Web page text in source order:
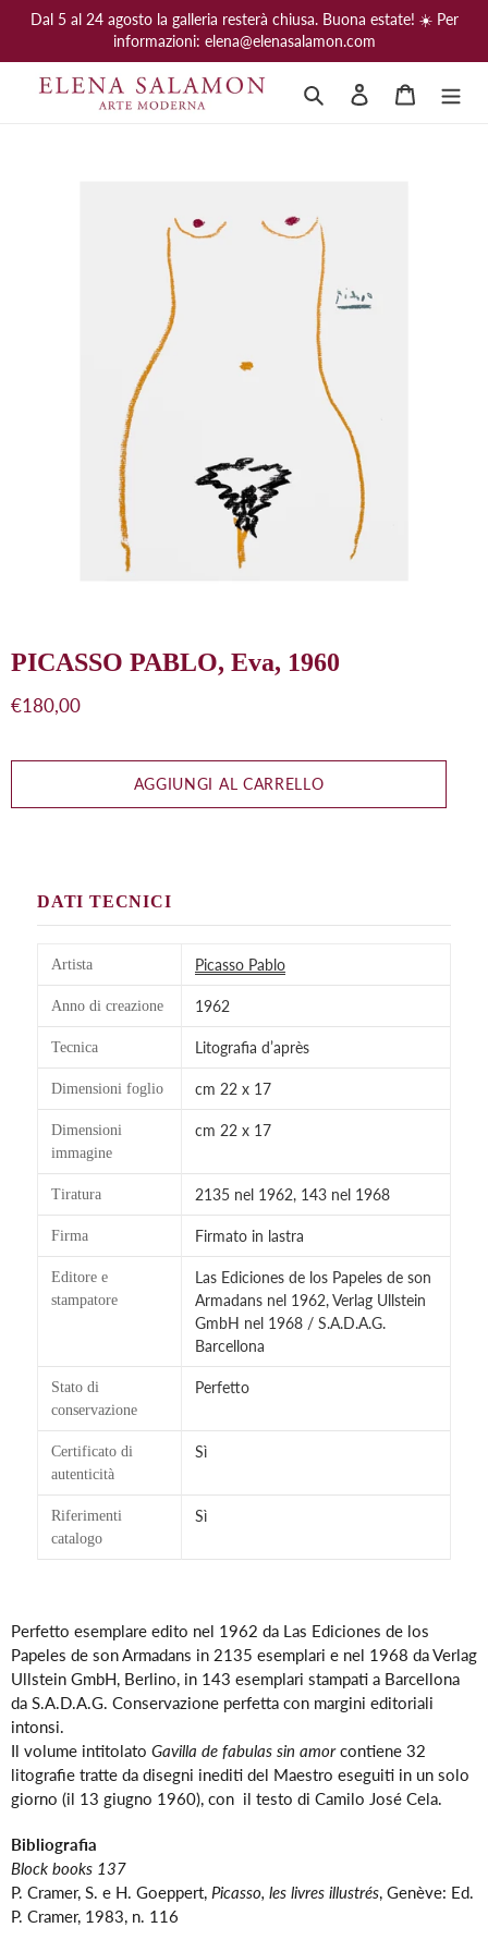
ai
contenuti
Dal 5 al 24 agosto la galleria resterà chiusa. Buona estate! ☀️ Per
informazioni: elena@elenasalamon.com
Cerca Accedi Carrello
PICASSO PABLO, Eva, 1960
Prezzo
listino
€180,00
AGGIUNGI AL CARRELLO
DATI TECNICI
Artista Picasso Pablo
Anno di creazione 1962
Tecnica Litografia d’après
Dimensioni foglio cm 22 x 17
Dimensioni
immagine
cm 22 x 17
Tiratura 2135 nel 1962, 143 nel 1968
Firma Firmato in lastra
Editore e
stampatore
Las Ediciones de los Papeles de son
Armadans nel 1962, Verlag Ullstein
GmbH nel 1968 / S.A.D.A.G.
Barcellona
Stato di
conservazione
Perfetto
Certificato di
autenticità
Sì
Riferimenti
catalogo
Sì
prodotto
nel
carrello
Perfetto esemplare edito nel 1962 da Las Ediciones de los
Papeles de son Armadans in 2135 esemplari e nel 1968 da Verlag
Ullstein GmbH, Berlino, in 143 esemplari stampati a Barcellona
da S.A.D.A.G. Conservazione perfetta con margini editoriali
intonsi.
Il volume intitolato Gavilla de fabulas sin amorcontiene 32
litografie tratte da disegni inediti del Maestro eseguiti in un solo
giorno (il 13 giugno 1960), con il testo di Camilo José Cela.
Bibliografia
Block books 137
P. Cramer, S. e H. Goeppert, Picasso, les livres illustrés , Genève: Ed.
P. Cramer, 1983, n. 116